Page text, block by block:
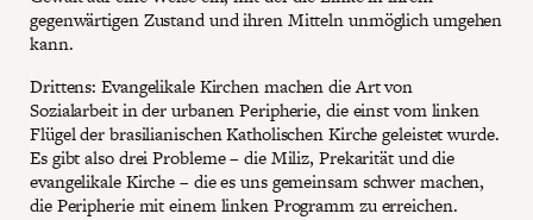
gegenwärtigen Zustand und ihren Mitteln unmöglich umgehen
kann.
Drittens: Evangelikale Kirchen machen die Art von
Sozialarbeit in der urbanen Peripherie, die einst vom linken
Flügel der brasilianischen Katholischen Kirche geleistet wurde.
Es gibt also drei Probleme – die Miliz, Prekarität und die
evangelikale Kirche – die es uns gemeinsam schwer machen,
die Peripherie mit einem linken Programm zu erreichen.